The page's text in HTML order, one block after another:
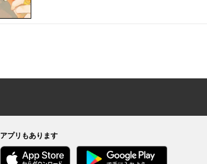
アプリもあります